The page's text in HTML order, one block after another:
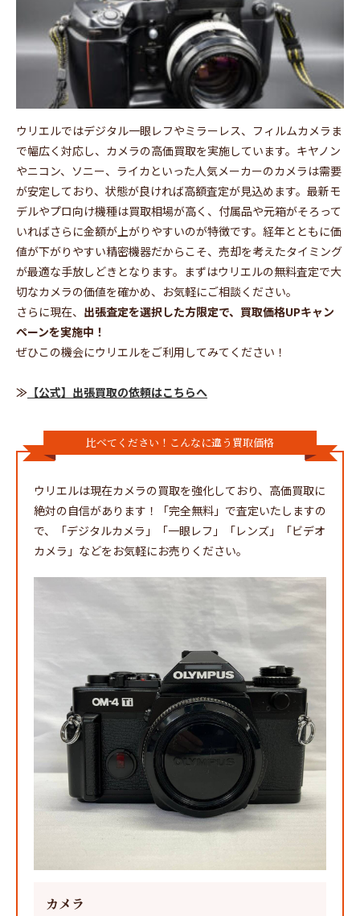
ウリエルではデジタル一眼レフやミラーレス、フィルムカメラま
で幅広く対応し、カメラの高価買取を実施しています。キヤノン
やニコン、ソニー、ライカといった人気メーカーのカメラは需要
が安定しており、状態が良ければ高額査定が見込めます。最新モ
デルやプロ向け機種は買取相場が高く、付属品や元箱がそろって
いればさらに金額が上がりやすいのが特徴です。経年とともに価
値が下がりやすい精密機器だからこそ、売却を考えたタイミング
が最適な手放しどきとなります。まずはウリエルの無料査定で大
切なカメラの価値を確かめ、お気軽にご相談ください。
さらに現在、 出張査定を選択した方限定で、買取価格UPキャン
ペーンを実施中！
ぜひこの機会にウリエルをご利用してみてください！
≫ 【公式】出張買取の依頼はこちらへ
比べてください！こんなに違う買取価格
ウリエルは現在カメラの買取を強化しており、高価買取に
絶対の自信があります！「完全無料」で査定いたしますの
で、「デジタルカメラ」「一眼レフ」「レンズ」「ビデオ
カメラ」などをお気軽にお売りください。
カメラ